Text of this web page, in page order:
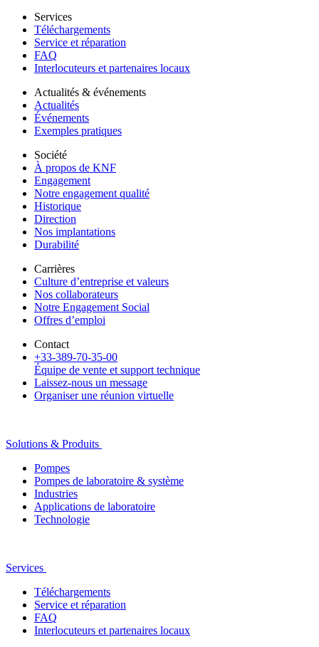
Services
Téléchargements
Service et réparation
FAQ
Interlocuteurs et partenaires locaux
Actualités & événements
Actualités
Événements
Exemples pratiques
Société
À propos de KNF
Engagement
Notre engagement qualité
Historique
Direction
Nos implantations
Durabilité
Carrières
Culture d’entreprise et valeurs
Nos collaborateurs
Notre Engagement Social
Offres d’emploi
Contact
+33-389-70-35-00
Équipe de vente et support technique
Laissez-nous un message
Organiser une réunion virtuelle
Solutions & Produits
Pompes
Pompes de laboratoire & système
Industries
Applications de laboratoire
Technologie
Services
Téléchargements
Service et réparation
FAQ
Interlocuteurs et partenaires locaux